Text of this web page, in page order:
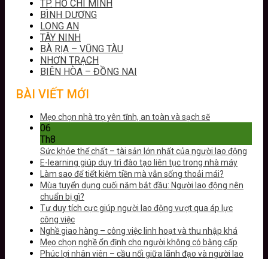
TP. HỒ CHÍ MINH
BÌNH DƯƠNG
LONG AN
TÂY NINH
BÀ RỊA – VŨNG TÀU
NHƠN TRẠCH
BIÊN HÒA – ĐỒNG NAI
BÀI VIẾT MỚI
Mẹo chọn nhà trọ yên tĩnh, an toàn và sạch sẽ
06
Th8
Sức khỏe thể chất – tài sản lớn nhất của người lao động
E-learning giúp duy trì đào tạo liên tục trong nhà máy
Làm sao để tiết kiệm tiền mà vẫn sống thoải mái?
Mùa tuyển dụng cuối năm bắt đầu: Người lao động nên
chuẩn bị gì?
Tư duy tích cực giúp người lao động vượt qua áp lực
công việc
Nghề giao hàng – công việc linh hoạt và thu nhập khá
Mẹo chọn nghề ổn định cho người không có bằng cấp
Phúc lợi nhân viên – cầu nối giữa lãnh đạo và người lao